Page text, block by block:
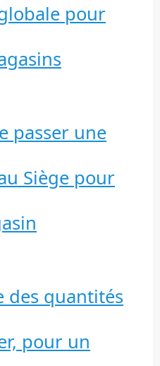
pour
passer une
Siège pour
des quantités
pour un